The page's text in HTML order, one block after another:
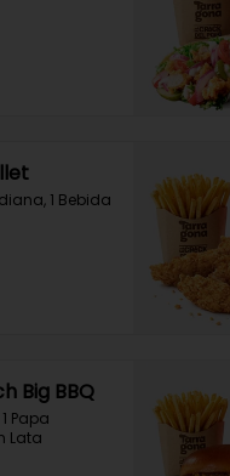
1 Bebida
Big BBQ
Papa
Lata